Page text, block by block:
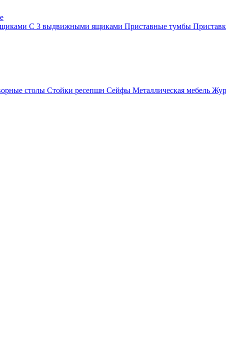
С 3 выдвижными ящиками Приставные тумбы
столы Стойки ресепшн Сейфы Металлическая мебель